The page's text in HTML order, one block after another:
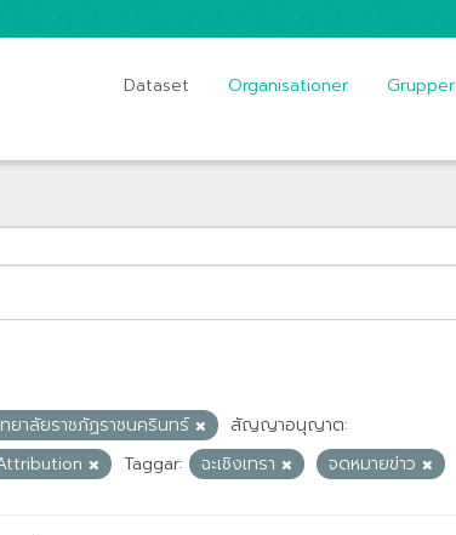
Dataset Organisationer Grupper
ยาลัยราชภัฏราชนครินทร์
สัญญาอนุญาต:
Taggar: ฉะเชิงเทรา จดหมายข่าว